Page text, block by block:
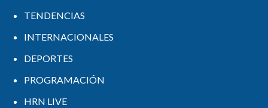
TENDENCIAS
INTERNACIONALES
DEPORTES
PROGRAMACIÓN
HRN LIVE